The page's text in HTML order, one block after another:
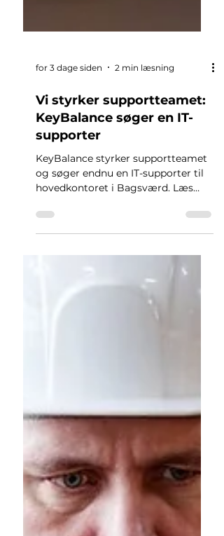
for 3 dage siden 2 min læsning
Vi styrker supportteamet:
KeyBalance søger en IT-
supporter
KeyBalance styrker supportteamet
hovedkontoret i Bagsværd. Læs
mere om stillingen,
arbejdsopgaverne og hvordan du